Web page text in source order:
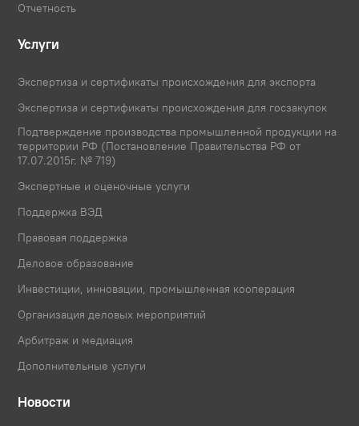
Отчетность
Услуги
Экспертиза и сертификаты происхождения для экспорта
Экспертиза и сертификаты происхождения для госзакупок
Подтверждение производства промышленной продукции на
территории РФ (Постановление Правительства РФ от
17.07.2015г. № 719)
Экспертные и оценочные услуги
Поддержка ВЭД
Правовая поддержка
Деловое образование
Инвестиции, инновации, промышленная кооперация
Организация деловых мероприятий
Арбитраж и медиация
Дополнительные услуги
Новости